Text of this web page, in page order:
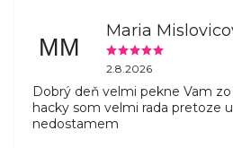
MM
Maria
2.8.2026
Dobrý deň velmi pekne Vam
hacky som velmi rada pretoze
nedostamem